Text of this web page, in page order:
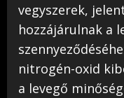
vegyszerek,
hozzájárulnak a
nitrogén-oxid
a levegő